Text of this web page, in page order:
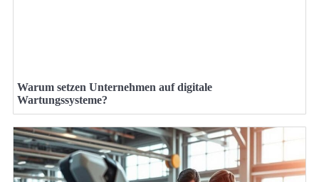
Warum setzen Unternehmen auf digitale
Wartungssysteme?